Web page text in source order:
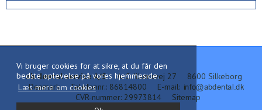
Vi bruger cookies for at sikre, at du får den
bedste oplevelse på vores hjemmeside.
Læs mere om cookies
ab dental service A/S A. C. Illumsvej 27
8600 Silkeborg
Denmark
Telefonnr.: 86814800 E-mail:
CVR-nummer: 29973814 Sitemap